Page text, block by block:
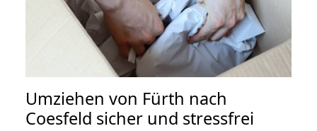
Umziehen von Fürth nach
Coesfeld sicher und stressfrei